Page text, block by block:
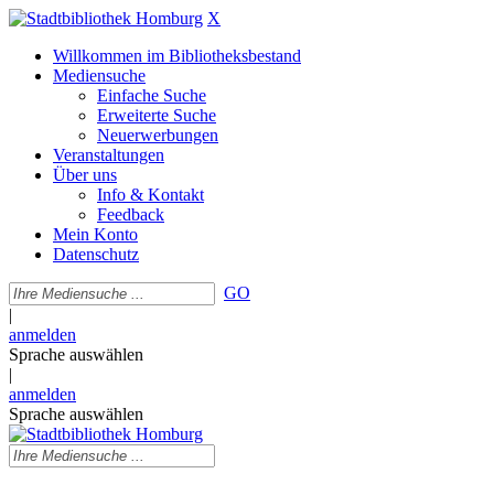
X
Willkommen im Bibliotheksbestand
Mediensuche
Einfache Suche
Erweiterte Suche
Neuerwerbungen
Veranstaltungen
Über uns
Info & Kontakt
Feedback
Mein Konto
Datenschutz
GO
|
anmelden
Sprache auswählen
|
anmelden
Sprache auswählen